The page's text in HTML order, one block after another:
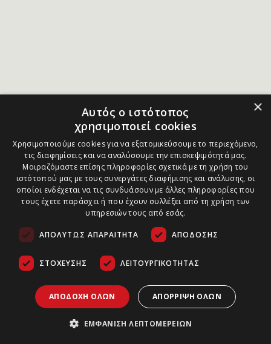
×
Αυτός ο ιστότοπος
χρησιμοποιεί cookies
Χρησιμοποιούμε cookies για να εξατομικεύσουμε το περιεχόμενο,
τις διαφημίσεις και να αναλύσουμε την επισκεψιμότητά μας.
Μοιραζόμαστε επίσης πληροφορίες σχετικά με τη χρήση του
ιστότοπού μας με τους συνεργάτες διαφήμισης και ανάλυσης, οι
οποίοι ενδέχεται να τις συνδυάσουν με άλλες πληροφορίες που
τους έχετε παράσχει ή που έχουν συλλέξει από τη χρήση των
υπηρεσιών τους από εσάς.
ΑΠΟΛΎΤΩΣ ΑΠΑΡΑΊΤΗΤΑ ΑΠΌΔΟΣΗΣ
ΣΤΌΧΕΥΣΗΣ ΛΕΙΤΟΥΡΓΙΚΌΤΗΤΑΣ
ΑΠΟΔΟΧΉ ΌΛΩΝ ΑΠΌΡΡΙΨΗ ΌΛΩΝ
ΕΜΦΆΝΙΣΗ ΛΕΠΤΟΜΕΡΕΙΏΝ